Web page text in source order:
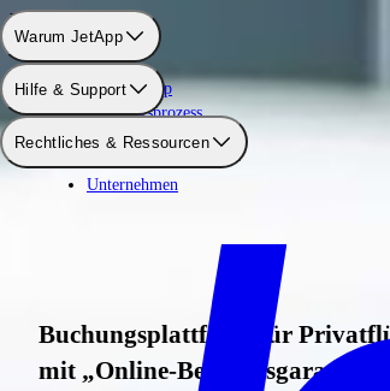
Warum JetApp
Hilfe & Support
Rechtliches & Ressourcen
Warum JetApp
Über JetApp
Buchungsprozess
Preise
Unternehmen
Buchungsplattform für
mit „Online-Bestpreisgarantie“